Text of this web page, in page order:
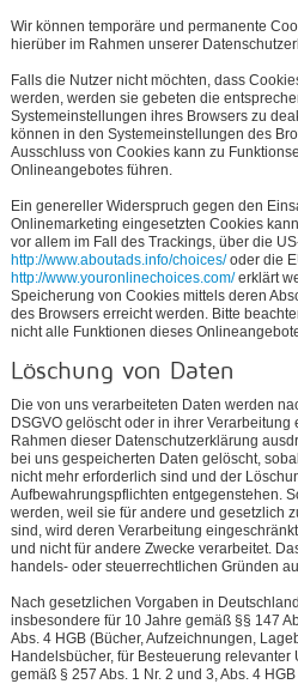
Wir können temporäre und permanente
hierüber im Rahmen unserer
Falls die Nutzer nicht möchten, dass
werden, werden sie gebeten die
Systemeinstellungen ihres Browsers zu
können in den Systemeinstellungen des
Ausschluss von Cookies kann zu
Onlineangebotes führen.
Ein genereller Widerspruch gegen den
Onlinemarketing eingesetzten Cookies
vor allem im Fall des Trackings, über die
http://www.aboutads.info/choices/oder die
http://www.youronlinechoices.com/erklärt
Speicherung von Cookies mittels deren
des Browsers erreicht werden. Bitte
nicht alle Funktionen dieses
Löschung von Daten
Die von uns verarbeiteten Daten werden
DSGVO gelöscht oder in ihrer
Rahmen dieser Datenschutzerklärung
bei uns gespeicherten Daten gelöscht,
nicht mehr erforderlich sind und der
Aufbewahrungspflichten entgegenstehen.
werden, weil sie für andere und gesetzlich
sind, wird deren Verarbeitung
und nicht für andere Zwecke verarbeitet.
handels- oder steuerrechtlichen Gründen
Nach gesetzlichen Vorgaben in
insbesondere für 10 Jahre gemäß §§ 147
Abs. 4 HGB (Bücher, Aufzeichnungen,
Handelsbücher, für Besteuerung relevanter
gemäß § 257 Abs. 1 Nr. 2 und 3, Abs. 4